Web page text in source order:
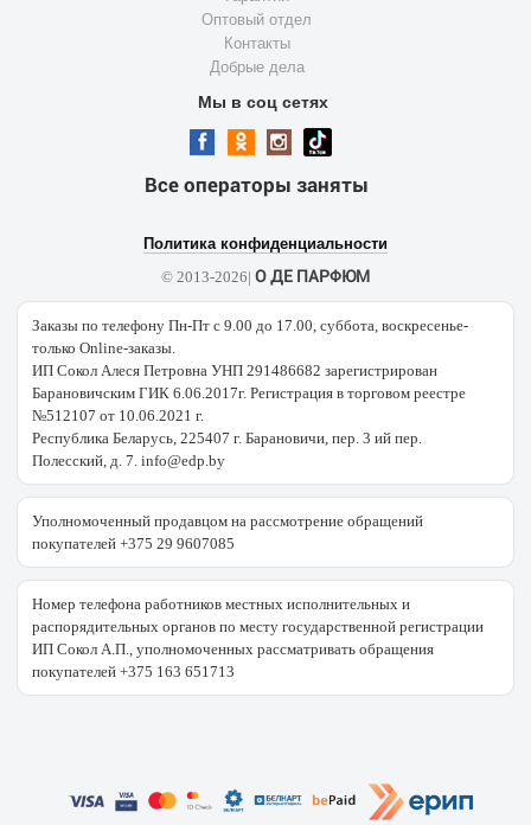
Оптовый отдел
Контакты
Добрые дела
Мы в соц сетях
Все операторы заняты
Политика конфиденциальности
© 2013-2026| О ДЕ ПАРФЮМ
Заказы по телефону Пн-Пт с 9.00 до 17.00, суббота, воскресенье-
только Online-заказы.
ИП Сокол Алеся Петровна УНП 291486682 зарегистрирован
Барановичским ГИК 6.06.2017г. Регистрация в торговом реестре
№512107 от 10.06.2021 г.
Республика Беларусь, 225407 г. Барановичи, пер. 3 ий пер.
Полесский, д. 7. info@edp.by
Уполномоченный продавцом на рассмотрение обращений
покупателей +375 29 9607085
Номер телефона работников местных исполнительных и
распорядительных органов по месту государственной регистрации
ИП Сокол А.П., уполномоченных рассматривать обращения
покупателей +375 163 651713